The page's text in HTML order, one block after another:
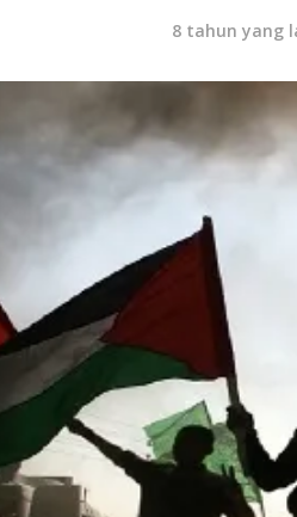
8 tahun yang